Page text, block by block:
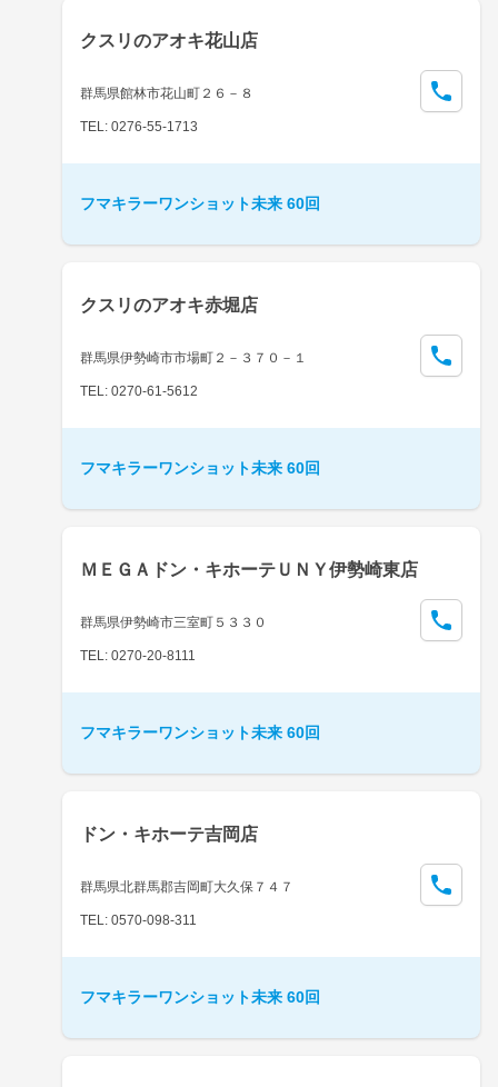
クスリのアオキ花山店
群馬県館林市花山町２６－８
TEL: 0276-55-1713
フマキラーワンショット未来 60回
クスリのアオキ赤堀店
群馬県伊勢崎市市場町２－３７０－１
TEL: 0270-61-5612
フマキラーワンショット未来 60回
ＭＥＧＡドン・キホーテＵＮＹ伊勢崎東店
群馬県伊勢崎市三室町５３３０
TEL: 0270-20-8111
フマキラーワンショット未来 60回
ドン・キホーテ吉岡店
群馬県北群馬郡吉岡町大久保７４７
TEL: 0570-098-311
フマキラーワンショット未来 60回